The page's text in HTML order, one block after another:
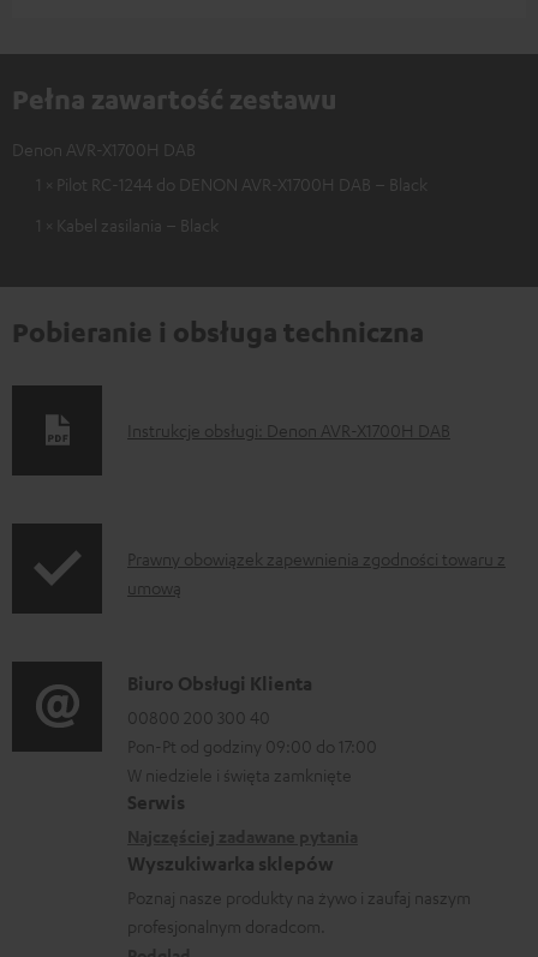
Pełna zawartość zestawu
Denon AVR-X1700H DAB
1 × Pilot RC-1244 do DENON AVR-X1700H DAB – Black
1 × Kabel zasilania – Black
Pobieranie i obsługa techniczna
D
m
t
y
d
o
o
b
r
Instrukcje obsługi: Denon AVR-X1700H DAB
I
n
o
r
m
a
c
j
e
d
Prawny obowiązek zapewnienia zgodności towaru z
umową
D
a
n
e
o
n
t
Biuro Obsługi Klienta
00800 200 300 40
Pon-Pt od godziny 09:00 do 17:00
W niedziele i święta zamknięte
Serwis
Wyszukiwarka sklepów
Poznaj nasze produkty na żywo i zaufaj naszym
profesjonalnym doradcom.